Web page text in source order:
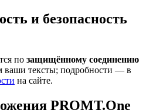
и безопасность
по защищённому соединению
тексты; подробности — в
на сайте.
PROMT.One